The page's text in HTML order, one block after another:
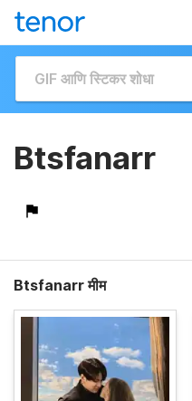
Btsfanarr
Btsfanarr मीम